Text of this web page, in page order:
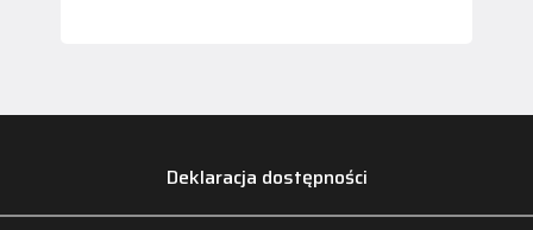
Deklaracja dostępności